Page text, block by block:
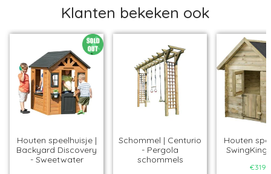
Klanten bekeken ook
Houten speelhuisje |
Backyard Discovery
- Sweetwater
Schommel | Centurio
- Pergola
schommels
Houten
SwingKing